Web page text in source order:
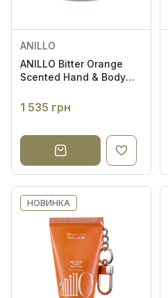
ANILLO
ANILLO Bitter Orange
Scented Hand & Body
для рук і тіла
1 535 грн
НОВИНКА